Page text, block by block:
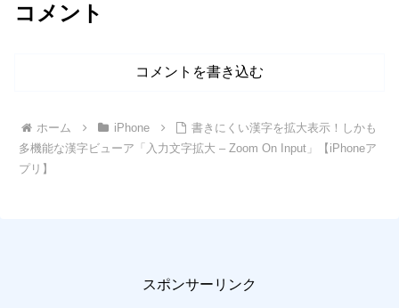
コメント
コメントを書き込む
ホーム iPhone
書きにくい漢字を拡大表示！しかも
多機能な漢字ビューア「入力文字拡大 – Zoom On Input」【iPhoneア
プリ】
スポンサーリンク